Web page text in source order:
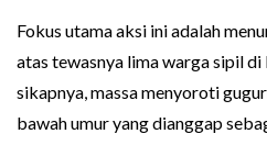
Fokus utama aksi ini adalah
atas tewasnya lima warga sipil
sikapnya, massa menyoroti
bawah umur yang dianggap